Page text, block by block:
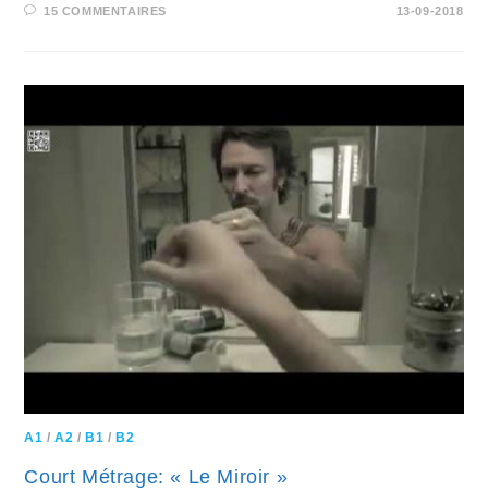
15 COMMENTAIRES 13-09-2018
A1 /A2 / B1 / B2
Court Métrage: « Le Miroir »